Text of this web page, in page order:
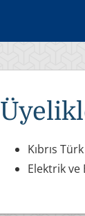
Kıbrıs
Elektrik ve